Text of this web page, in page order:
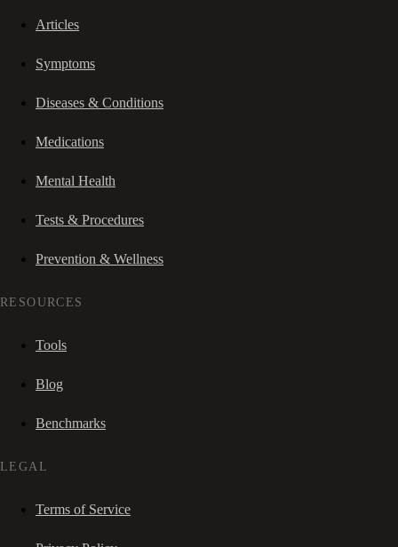
Articles
Symptoms
Diseases & Conditions
Medications
Mental Health
Tests & Procedures
Prevention & Wellness
RESOURCES
Tools
Blog
Benchmarks
LEGAL
Terms of Service